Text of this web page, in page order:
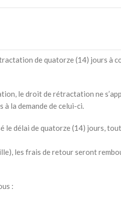
de quatorze (14) jours à
le droit de rétractation ne
la demande de celui-ci.
le délai de quatorze (14) jours,
les frais de retour seront
: